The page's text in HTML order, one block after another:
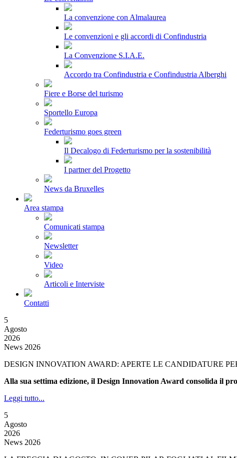
La convenzione con Almalaurea
Le convenzioni e gli accordi di Confindustria
La Convenzione S.I.A.E.
Accordo tra Confindustria e Confindustria Alberghi
Fiere e Borse del turismo
Sportello Europa
Federturismo goes green
Il Decalogo di Federturismo per la sostenibilità
I partner del Progetto
News da Bruxelles
Area stampa
Comunicati stampa
Newsletter
Video
Articoli e Interviste
Contatti
5
Agosto
2026
News 2026
DESIGN INNOVATION AWARD: APERTE LE CANDIDATURE
Alla sua settima edizione, il Design Innovation Award consolida il
Leggi tutto...
5
Agosto
2026
News 2026